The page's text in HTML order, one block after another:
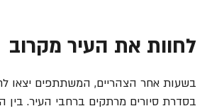
לחוות את העיר מקרוב
בשעות אחר הצהריים, המשתתפים יצאו
בסדרת סיורים מרתקים ברחבי העיר. בין